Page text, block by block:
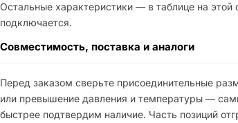
Остальные характеристики — в таблице на
подключается.
Совместимость, поставка и аналоги
Перед заказом сверьте присоединительные
или превышение давления и температуры —
быстрее подтвердим наличие. Часть позиций